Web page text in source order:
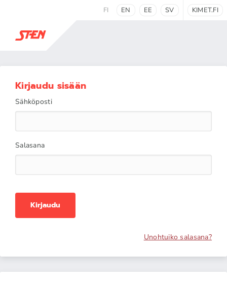
FI EN EE SV KIMET.FI
Kirjaudu sisään
Sähköposti
Salasana
Kirjaudu
Unohtuiko salasana?